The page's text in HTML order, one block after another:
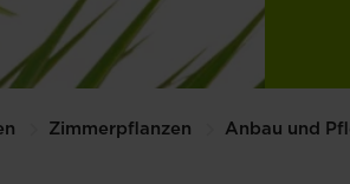
Zimmerpflanzen Anbau und